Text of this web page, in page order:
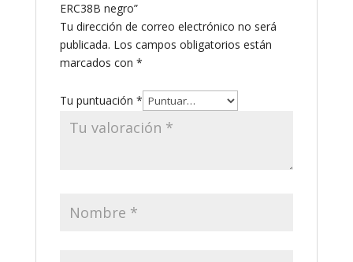
ERC38B negro”
Tu dirección de correo electrónico no será
publicada. Los campos obligatorios están
marcados con *
Tu puntuación *